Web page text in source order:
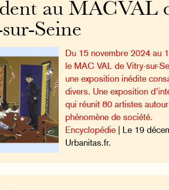
au MACVAL
Seine
Du 15 novembre 2024 au
le MAC VAL de Vitry-sur-
une exposition inédite
divers. Une exposition
qui réunit 80 artistes
phénomène de société.
Encyclopédie | Le 19
Urbanitas.fr.